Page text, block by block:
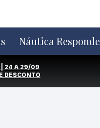
Náutica Responde
| 24 A 29/09
DESCONTO